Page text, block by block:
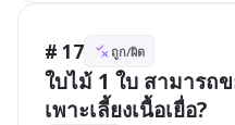
# 17 ถูก/ผิด
ใบไม้ 1 ใบ สามารถ
เพาะเลี้ยงเนื้อเยื่อ?